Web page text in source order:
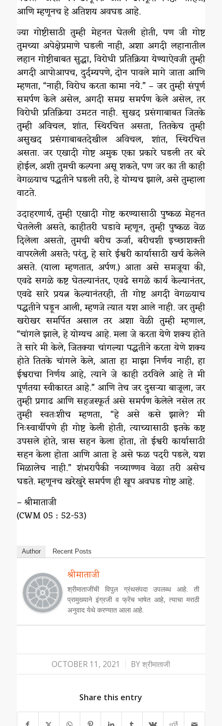
आणि म्हणूनच हे अतिशय अवघड आहे.
ज्या गोष्टीसाठी तुम्ही मेहनत घेतली होती, पण जी गोष्ट
तुमच्या अपेक्षेप्रमाणे घडली नाही, अशा अगदी लहानातील
लहान गोष्टीबाबत सुद्धा, विरोधी प्रतिक्रिया येण्याऐवजी तुम्ही
अगदी आपोआपच, दुर्दम्यपणे, दोन पावले मागे जाता आणि
म्हणता, “नाही, विरोध करता कामा नये.” – जर तुम्ही संपूर्ण
समर्पण केले असेल, अगदी समग्र समर्पण केले असेल, तर
विरोधी प्रतिक्रिया उमटत नाही. सुखद प्रसंगाबाबत जितके
तुम्ही अविचल, शांत, स्थिरचित्त असता, तितकेच तुम्ही
असुखद प्रसंगाबाबतदेखील अविचल, शांत, स्थिरचित्त
असता. जर एखादी गोष्ट अमुक एका प्रकारे घडली तर बरे
होईल, अशी तुमची कल्पना असू शकते, पण जर का ती काही
वेगळ्याच पद्धतीने घडली तरी, हे योग्यच झाले, असे तुम्हाला
वाटते.
उदाहरणार्थ, तुम्ही एखादी गोष्ट करण्यासाठी पुष्कळ मेहनत
घेतलेली असते, काहीतरी घडावे म्हणून, तुम्ही पुष्कळ वेळ
दिलेला असतो, तुमची बरीच ऊर्जा, बरीचशी इच्छाशक्ती
वापरलेली असते; परंतु, हे सारे ईश्वरी कार्यासाठी खर्च केलेले
असते. (याला म्हणतात, अर्पण.) आता असे समजूया की,
एवढे सगळे कष्ट घेतल्यानंतर, एवढे सगळे कार्य केल्यानंतर,
एवढे सारे प्रयत्न केल्यानंतरही, ती गोष्ट अगदी वेगळ्याच
पद्धतीने घडून आली, म्हणजे त्यात यश आले नाही. जर तुम्ही
खरोखर समर्पित असाल तर अशा वेळी तुम्ही म्हणाल,
“चांगले झाले, हे योग्यच आहे. मला जे करता येणे शक्य होते
ते सारे मी केले, जितक्या चांगल्या पद्धतीने करता येणे शक्य
होते तितके चांगले केले, आता हा माझा निर्णय नाही, हा
ईश्वराचा निर्णय आहे, त्याने जे काही ठरविले आहे ते मी
पूर्णतया स्वीकारत आहे.” आणि तेच जर दुसऱ्या बाजूला, जर
तुम्ही प्रगाढ आणि सहजस्फूर्त असे समर्पण केलेले नसेल तर
तुम्ही स्वतःशीच म्हणता, “हे असे कसे झाले? मी
निःस्वार्थीपणे ही गोष्ट केली होती, त्याच्यासाठी इतके कष्ट
उपसले होते, त्रास सहन केला होता, तो ईश्वरी कार्यासाठी
सहन केला होता आणि आता हे असे फळ पदरी पडले, यश
मिळालेच नाही.” शंभरापैकी नव्याण्णव वेळा तरी असेच
घडते. म्हणूनच खरेखुरे समर्पण ही खूप अवघड गोष्ट आहे.
– श्रीमाताजी
(CWM 05 : 52-53)
Author Recent Posts
श्रीमाताजी
श्रीमाताजींची विपुल ग्रंथसंपदा उपलब्ध आहे. ती
प्रामुख्याने इंग्रजी व फ्रेंच भाषेत आहे, त्याचा मराठी
अनुवाद येथे करण्यात आला आहे.
OCTOBER 11, 2021
/ BYश्रीमाताजी
Share this entry